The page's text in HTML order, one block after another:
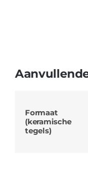
Formaat
(keramische
tegels)